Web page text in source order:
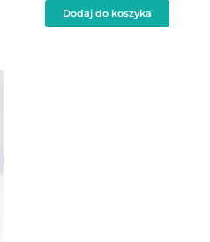
Dodaj do koszyka